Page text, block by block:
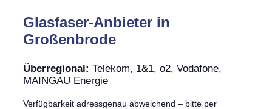
Glasfaser-Anbieter in
Großenbrode
Überregional: Telekom, 1&1, o2, Vodafone,
MAINGAU Energie
Verfügbarkeit adressgenau abweichend – bitte per